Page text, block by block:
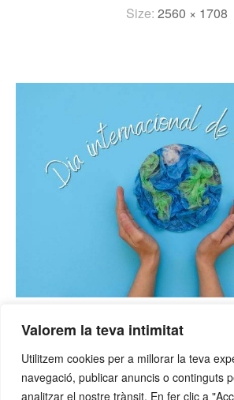
Valorem la teva intimitat
Utilitzem cookies per a millorar la teva
navegació, publicar anuncis o continguts
analitzar el nostre trànsit. En fer clic a
Size: 2560 × 1708
contacte@grupllobet.com| Política